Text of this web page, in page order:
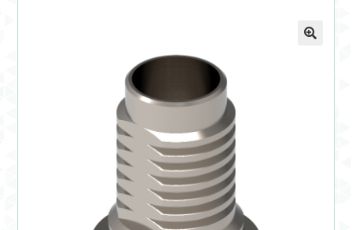
Condiciones generales
Conexiones CAD CAM
Finalizar Pedido